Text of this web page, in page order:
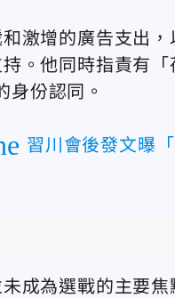
激增的廣告支出
。他同時指責有
身份認同。
習川會後發文曝
成為選戰的主要